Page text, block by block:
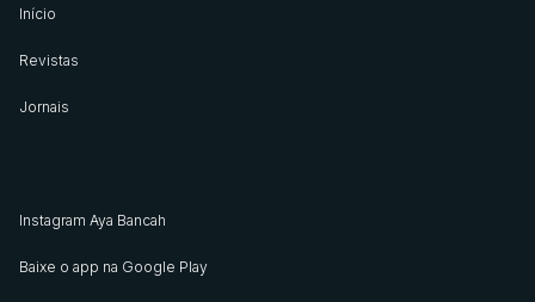
Início
Revistas
Jornais
Instagram Aya Bancah
Baixe o app na Google Play